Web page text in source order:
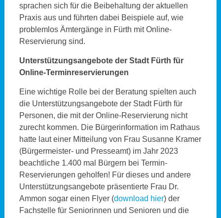
sprachen sich für die Beibehaltung der aktuellen
Praxis aus und führten dabei Beispiele auf, wie
problemlos Ämtergänge in Fürth mit Online-
Reservierung sind.
Unterstützungsangebote der Stadt Fürth für
Online-Terminreservierungen
Eine wichtige Rolle bei der Beratung spielten auch
die Unterstützungsangebote der Stadt Fürth für
Personen, die mit der Online-Reservierung nicht
zurecht kommen. Die Bürgerinformation im Rathaus
hatte laut einer Mitteilung von Frau Susanne Kramer
(Bürgermeister- und Presseamt) im Jahr 2023
beachtliche 1.400 mal Bürgern bei Termin-
Reservierungen geholfen! Für dieses und andere
Unterstützungsangebote präsentierte Frau Dr.
Ammon sogar einen Flyer (download hier) der
Fachstelle für Seniorinnen und Senioren und die